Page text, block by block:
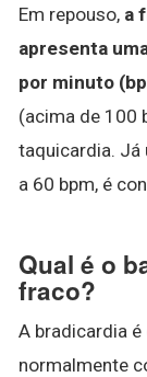
Em repouso, a
apresenta
por minuto
(acima de 100
taquicardia. Já
a 60 bpm, é
Qual é o
fraco?
A bradicardia
normalmente